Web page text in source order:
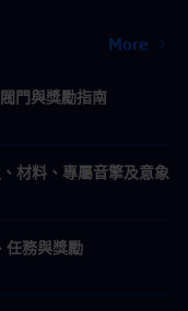
More
門與獎勵指南
材料、專屬音擎及意象
任務與獎勵